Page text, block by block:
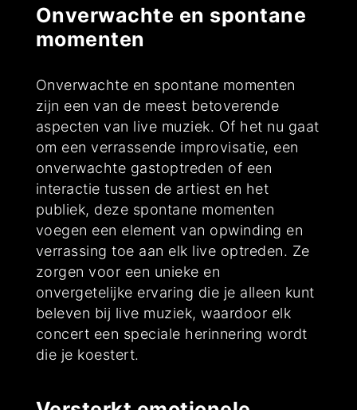
Onverwachte en spontane
momenten
Onverwachte en spontane momenten
zijn een van de meest betoverende
aspecten van live muziek. Of het nu gaat
om een verrassende improvisatie, een
onverwachte gastoptreden of een
interactie tussen de artiest en het
publiek, deze spontane momenten
voegen een element van opwinding en
verrassing toe aan elk live optreden. Ze
zorgen voor een unieke en
onvergetelijke ervaring die je alleen kunt
beleven bij live muziek, waardoor elk
concert een speciale herinnering wordt
die je koestert.